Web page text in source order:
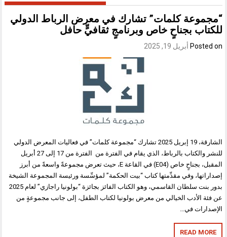
“مجموعة كلمات” تشارك في معرض الرباط الدولي
للكتاب بجناحٍ خاص وبرنامجٍ ثقافيٍّ حافل
Posted on أبريل 19, 2025
الشارقة، 19 إبريل 2025 تشارك “مجموعة كلمات” في فعاليات المعرض الدولي
للنشر والكتاب بالرباط، الذي يقام في الفترة من الفترة من 17 إلى 27 أبريل
المقبل، بجناحٍ خاص (E04) في القاعة E، حيث تعرض مجموعةً واسعةً من أبرز
إصداراتها، وفي مقدِّمتها كتاب “بيت الحكمة” لمؤسِّسة ورئيسة المجموعة الشيخة
بدور بنت سلطان القاسمي، وهو الكتاب الفائز بجائزة “بولونيا راجازي” لعام 2025
عن فئة الأدب الخيالي من معرض بولونيا لكتاب الطفل، إلى جانب مجموعةٍ من
الإصدارات في…
READ MORE